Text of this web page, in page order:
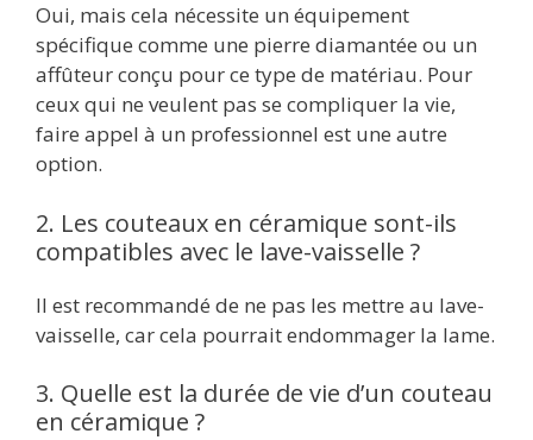
Oui, mais cela nécessite un équipement
spécifique comme une pierre diamantée ou un
affûteur conçu pour ce type de matériau. Pour
ceux qui ne veulent pas se compliquer la vie,
faire appel à un professionnel est une autre
option.
2. Les couteaux en céramique sont-ils
compatibles avec le lave-vaisselle ?
Il est recommandé de ne pas les mettre au lave-
vaisselle, car cela pourrait endommager la lame.
3. Quelle est la durée de vie d’un couteau
en céramique ?